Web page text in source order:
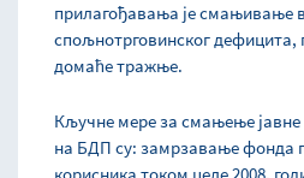
прилагођавања је смањивање
спољнотрговинског
домаће тражње.
Кључне мере за смањење
на БДП су: замрзавање фонда